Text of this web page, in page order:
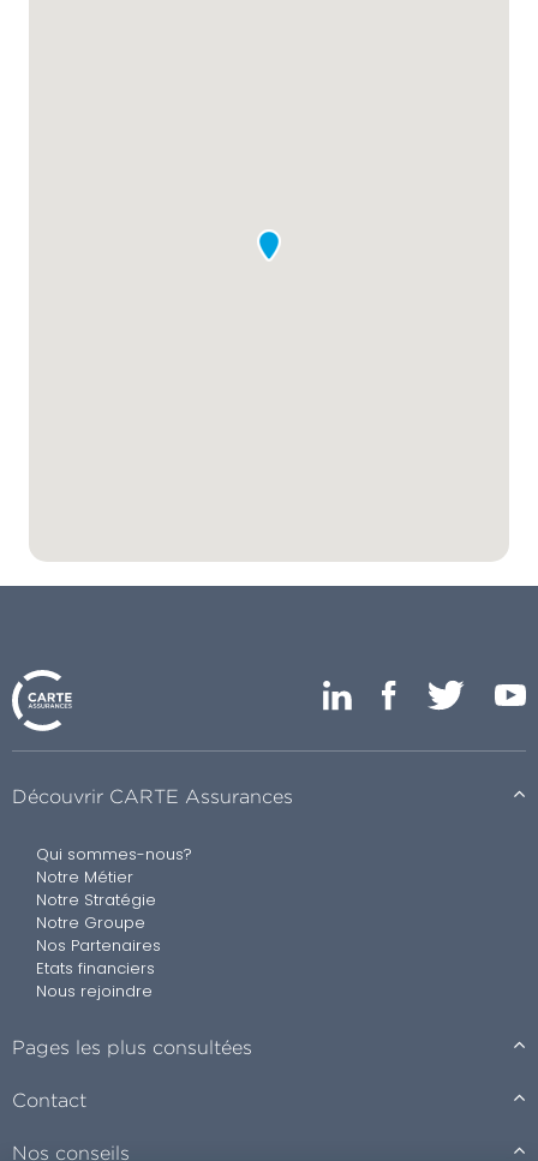
Découvrir CARTE Assurances
Qui sommes-nous?
Notre Métier
Notre Stratégie
Notre Groupe
Nos Partenaires
Etats financiers
Nous rejoindre
Pages les plus consultées
Contact
Nos conseils